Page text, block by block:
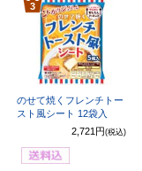
3
のせて焼くフレンチトー
スト風シート 12袋入
2,721円(税込)